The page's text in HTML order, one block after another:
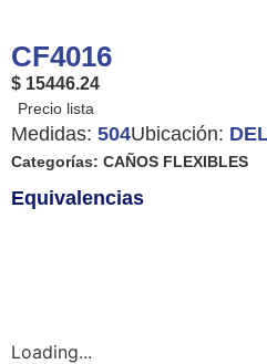
CF4016
$ 15446.24
Medidas: 504Ubicación:
Categorías: CAÑOS FLEXIBLES
Equivalencias
Loading...